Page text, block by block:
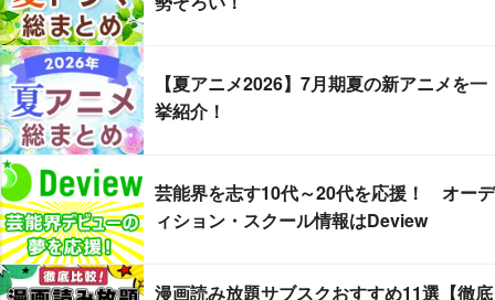
【夏アニメ2026】7月期夏の新アニメを一
挙紹介！
芸能界を志す10代～20代を応援！ オーデ
ィション・スクール情報はDeview
漫画読み放題サブスクおすすめ11選【徹底